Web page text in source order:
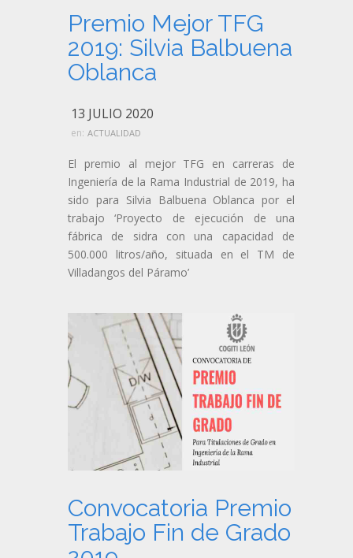
Premio Mejor TFG
2019: Silvia Balbuena
Oblanca
13 JULIO 2020
en: ACTUALIDAD
El premio al mejor TFG en carreras de
Ingeniería de la Rama Industrial de 2019, ha
sido para Silvia Balbuena Oblanca por el
trabajo ‘Proyecto de ejecución de una
fábrica de sidra con una capacidad de
500.000 litros/año, situada en el TM de
Villadangos del Páramo’
Convocatoria Premio
Trabajo Fin de Grado